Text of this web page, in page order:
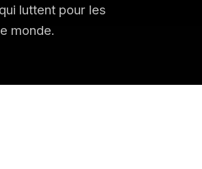
luttent pour les
monde.